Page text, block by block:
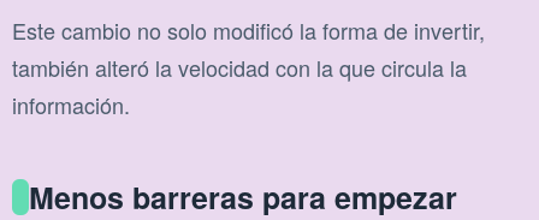
Este cambio no solo modificó la forma de invertir,
también alteró la velocidad con la que circula la
información.
Menos barreras para empezar